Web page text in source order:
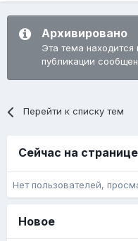
Архивировано
Эта тема
публикации
Перейти к списку тем
Сейчас на
Нет пользователей,
Новое